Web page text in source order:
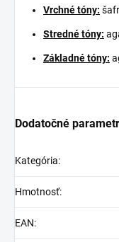
Vrchné tóny:
Stredné tóny:
Základné tóny:
Dodatočné
Kategória:
Hmotnosť:
EAN: